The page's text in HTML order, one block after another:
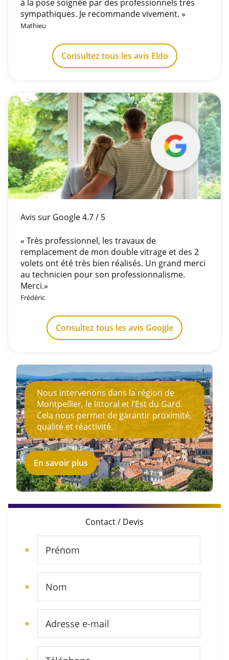
à la pose soignée par des professionnels très
sympathiques. Je recommande vivement. »
Mathieu
Consultez tous les avis Eldo
Avis sur Google 4.7 / 5
« Très professionnel, les travaux de
remplacement de mon double vitrage et des 2
volets ont été très bien réalisés. Un grand merci
au technicien pour son professionnalisme.
Merci.»
Frédéric
Consultez tous les avis Google
Nous intervenons dans la région de
Montpellier, le littoral et l’Est du Gard.
Cela nous permet de garantir proximité,
qualité et réactivité.
En savoir plus
Contact / Devis
* Prénom
* Nom
* Adresse e-mail